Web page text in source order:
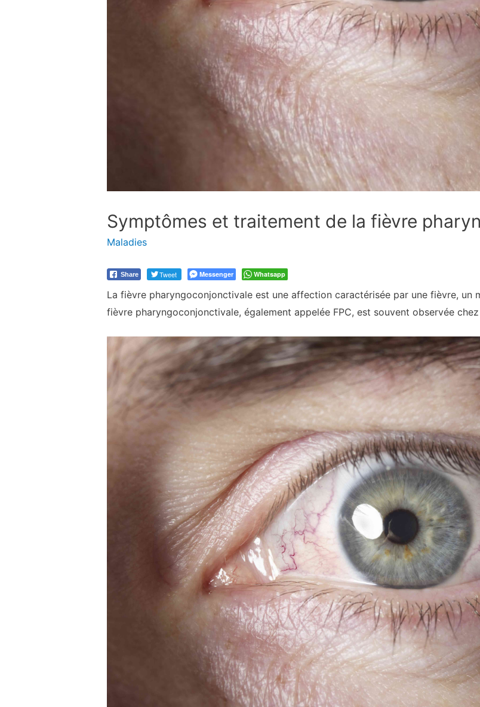
Symptômes et traitement de la fièvre
Maladies
Share Tweet Messenger Whatsapp
La fièvre pharyngoconjonctivale est une affection caractérisée par une fièvre,
fièvre pharyngoconjonctivale, également appelée FPC, est souvent observée